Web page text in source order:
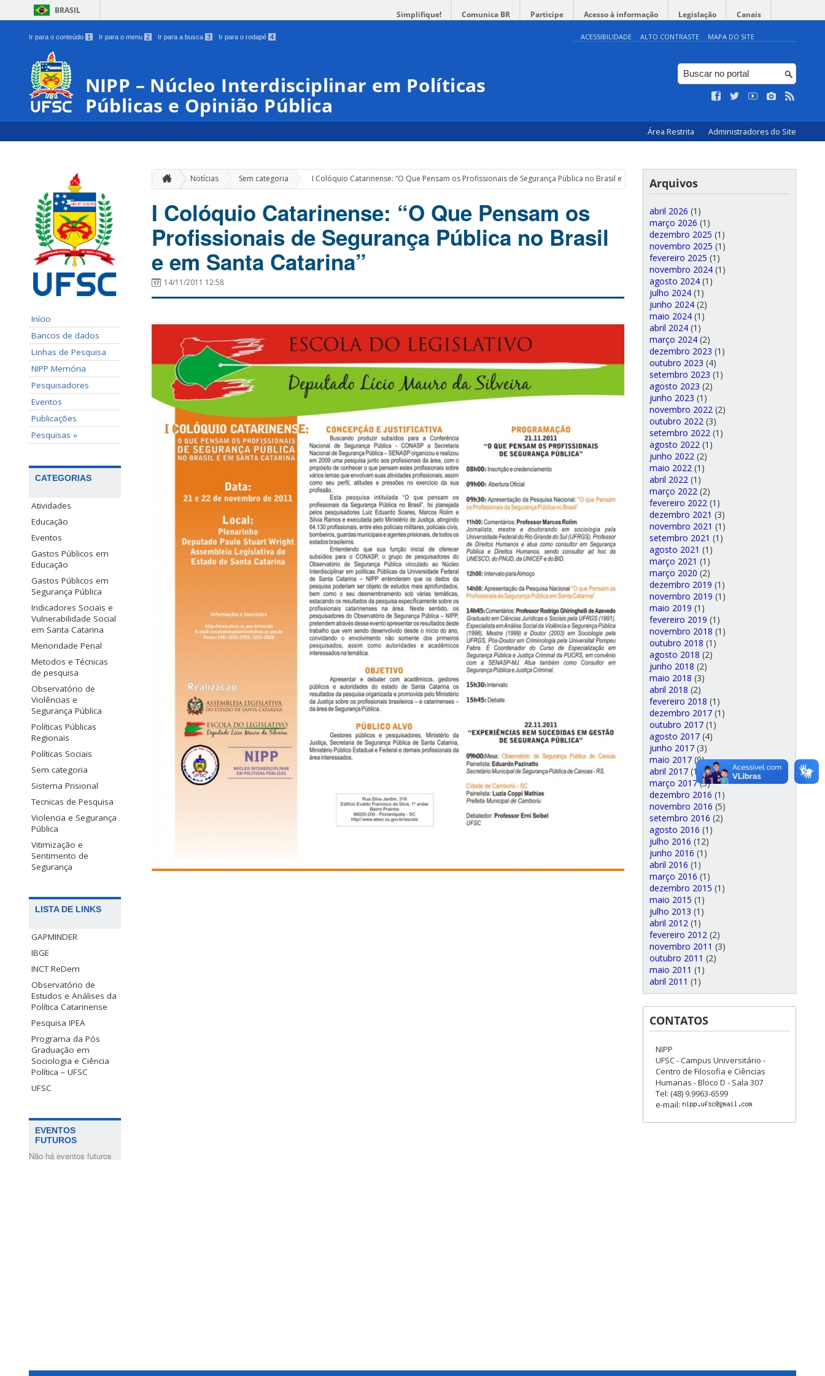
BRASIL Simplifique! Comunica BR Participe Acesso à informação Legislação Canais
Ir para o conteúdo 1 Ir para o menu 2 Ir para a busca 3 Ir para o rodapé 4 ACESSIBILIDADE ALTO CONTRASTE MAPA DO SITE
NIPP – Núcleo Interdisciplinar em Políticas
Públicas e Opinião Pública
Área Restrita Administradores do Site
Início
Bancos de dados
Linhas de Pesquisa
NIPP Memória
Pesquisadores
Eventos
Publicações
Pesquisas »
CATEGORIAS
Atividades
Educação
Eventos
Gastos Públicos em
Educação
Gastos Públicos em
Segurança Pública
Indicadores Sociais e
Vulnerabilidade Social
em Santa Catarina
Menoridade Penal
Metodos e Técnicas
de pesquisa
Observatório de
Violências e
Segurança Pública
Políticas Públicas
Regionais
Políticas Sociais
Sem categoria
Sistema Prisional
Tecnicas de Pesquisa
Violencia e Segurança
Pública
Vitimização e
Sentimento de
Segurança
LISTA DE LINKS
GAPMINDER
IBGE
INCT ReDem
Observatório de
Estudos e Análises da
Política Catarinense
Pesquisa IPEA
Programa da Pós
Graduação em
Sociologia e Ciência
Política – UFSC
UFSC
EVENTOS
FUTUROS
Não há eventos futuros
Notícias Sem categoria » I Colóquio Catarinense: “O Que Pensam os Profissionais de Segurança Pública no Brasil e em Santa Catarina”
I Colóquio Catarinense: “O Que Pensam os
Profissionais de Segurança Pública no Brasil
e em Santa Catarina”
14/11/2011 12:58
Arquivos
abril 2026 (1)
março 2026 (1)
dezembro 2025 (1)
novembro 2025 (1)
fevereiro 2025 (1)
novembro 2024 (1)
agosto 2024 (1)
julho 2024 (1)
junho 2024 (2)
maio 2024 (1)
abril 2024 (1)
março 2024 (2)
dezembro 2023 (1)
outubro 2023 (4)
setembro 2023 (1)
agosto 2023 (2)
junho 2023 (1)
novembro 2022 (2)
outubro 2022 (3)
setembro 2022 (1)
agosto 2022 (1)
junho 2022 (2)
maio 2022 (1)
abril 2022 (1)
março 2022 (2)
fevereiro 2022 (1)
dezembro 2021 (3)
novembro 2021 (1)
setembro 2021 (1)
agosto 2021 (1)
março 2021 (1)
março 2020 (2)
dezembro 2019 (1)
novembro 2019 (1)
maio 2019 (1)
fevereiro 2019 (1)
novembro 2018 (1)
outubro 2018 (1)
agosto 2018 (2)
junho 2018 (2)
maio 2018 (3)
abril 2018 (2)
fevereiro 2018 (1)
dezembro 2017 (1)
outubro 2017 (1)
agosto 2017 (4)
junho 2017 (3)
maio 2017 (9)
abril 2017 (1)
março 2017(3)
dezembro 2016 (1)
novembro 2016 (5)
setembro 2016 (2)
agosto 2016 (1)
julho 2016 (12)
junho 2016 (1)
abril 2016 (1)
março 2016 (1)
dezembro 2015 (1)
maio 2015 (1)
julho 2013 (1)
abril 2012 (1)
fevereiro 2012 (2)
novembro 2011 (3)
outubro 2011 (2)
maio 2011 (1)
abril 2011 (1)
CONTATOS
NIPP
UFSC - Campus Universitário -
Centro de Filosofia e Ciências
Humanas - Bloco D - Sala 307
Tel: (48) 9.9963-6599
e-mail: